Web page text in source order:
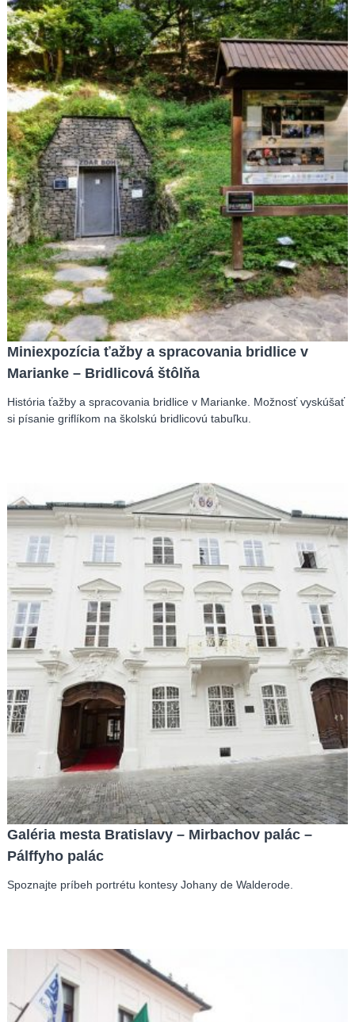
Miniexpozícia ťažby a spracovania bridlice v
Marianke – Bridlicová štôlňa
História ťažby a spracovania bridlice v Marianke. Možnosť vyskúšať
si písanie griflíkom na školskú bridlicovú tabuľku.
Galéria mesta Bratislavy – Mirbachov palác –
Pálffyho palác
Spoznajte príbeh portrétu kontesy Johany de Walderode.